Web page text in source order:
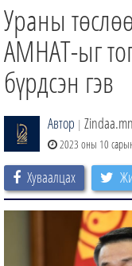
ӨГЛӨӨНИЙ СОНИН
АУДИО ЗОХИОЛ
ЗИНДАА СЭТГҮҮЛ
Ураны
АМНАТ-ыг
бүрдсэн гэв
Автор | Zindaa.mn
2023 оны 10
Хуваалцах